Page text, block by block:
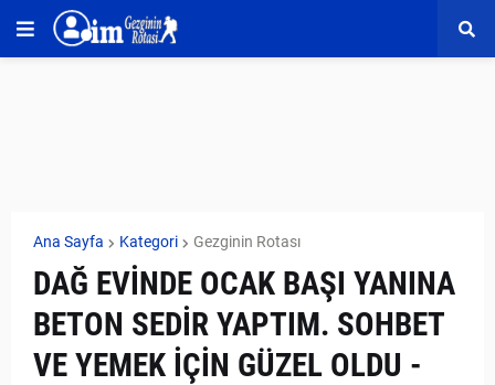
Ana Sayfa Kategori Gezginin Rotası
DAĞ EVİNDE OCAK BAŞI YANINA
BETON SEDİR YAPTIM. SOHBET
VE YEMEK İÇİN GÜZEL OLDU -